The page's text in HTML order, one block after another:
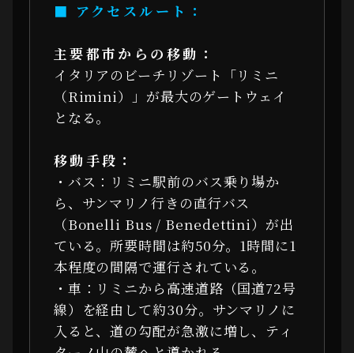
■ アクセスルート：
主要都市からの移動：
イタリアのビーチリゾート「リミニ
（Rimini）」が最大のゲートウェイ
となる。
移動手段：
・バス：リミニ駅前のバス乗り場か
ら、サンマリノ行きの直行バス
（Bonelli Bus / Benedettini）が出
ている。所要時間は約50分。1時間に1
本程度の間隔で運行されている。
・車：リミニから高速道路（国道72号
線）を経由して約30分。サンマリノに
入ると、道の勾配が急激に増し、ティ